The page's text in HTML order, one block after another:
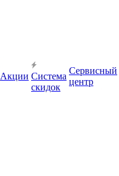
Акции Система
скидок
Сервисный
центр